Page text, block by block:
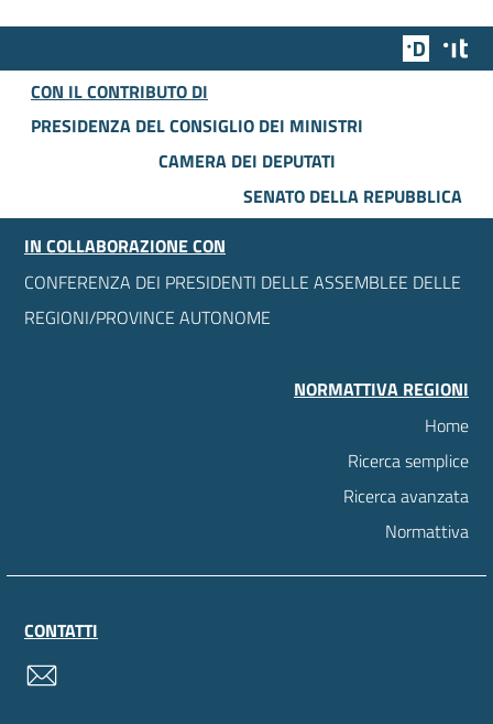
Team
CON IL CONTRIBUTO DI
PRESIDENZA DEL CONSIGLIO DEI MINISTRI
CAMERA DEI DEPUTATI
SENATO DELLA REPUBBLICA
IN COLLABORAZIONE CON
CONFERENZA DEI PRESIDENTI DELLE ASSEMBLEE DELLE
REGIONI/PROVINCE AUTONOME
NORMATTIVA REGIONI
Home
Ricerca semplice
Ricerca avanzata
Normattiva
CONTATTI